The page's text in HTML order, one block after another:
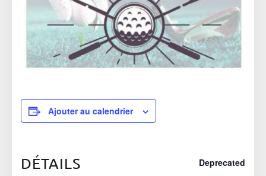
Ajouter au calendrier
DÉTAILS Deprecated